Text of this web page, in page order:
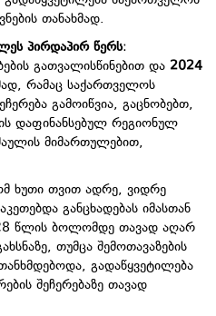
თანახმად.
პირდაპირ წერს:
გათვალისწინებით და 2024
რამაც საქართველოს
გამოიწვია, გაცნობებთ,
დაფინანსებულ რეგიონულ
მიმართულებით,
ხუთი თვით ადრე, ვიდრე
განცხადებას იმასთან
წლის ბოლომდე თავად აღარ
თუმცა შემოთავაზების
გადაწყვეტილება
შეჩერებაზე თავად